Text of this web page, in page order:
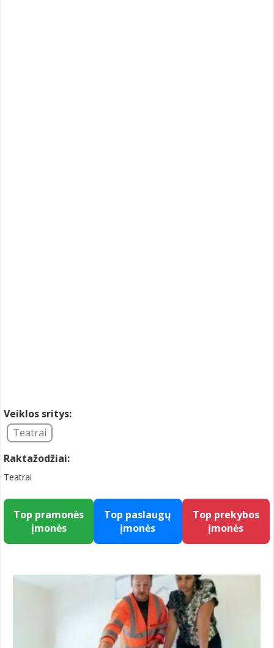
Veiklos sritys:
Teatrai
Raktažodžiai:
Teatrai
Top pramonės
įmonės
Top paslaugų
įmonės
Top prekybos
įmonės